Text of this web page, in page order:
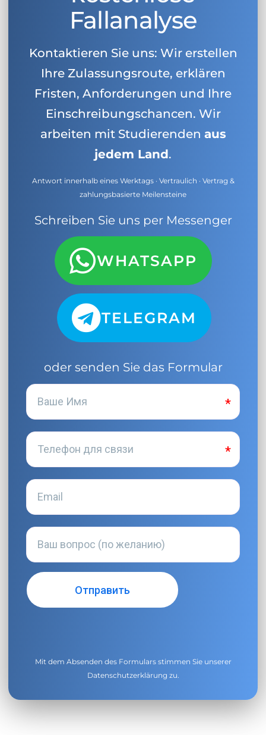
Fallanalyse
Kontaktieren Sie uns: Wir erstellen
Ihre Zulassungsroute, erklären
Fristen, Anforderungen und Ihre
Einschreibungschancen. Wir
arbeiten mit Studierenden aus
jedem Land.
Antwort innerhalb eines Werktags · Vertraulich · Vertrag &
zahlungsbasierte Meilensteine
Schreiben Sie uns per Messenger
WHATSAPP
TELEGRAM
oder senden Sie das Formular
Mit dem Absenden des Formulars stimmen Sie unserer
Datenschutzerklärung zu.